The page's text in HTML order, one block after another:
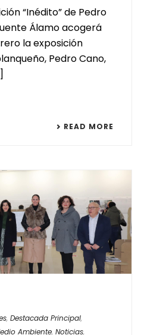
“Inédito” de Pedro
Álamo acogerá
la exposición
Pedro Cano,
READ MORE
, Destacada Principal,
Ambiente, Noticias,